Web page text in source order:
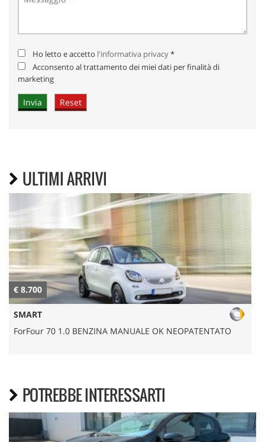
Ho letto e accetto l'informativa privacy*
Acconsento al trattamento dei miei dati per finalità di
marketing
ULTIMI ARRIVI
€ 8.700
SMART
ForFour 70 1.0 BENZINA MANUALE OK NEOPATENTATO
POTREBBE INTERESSARTI